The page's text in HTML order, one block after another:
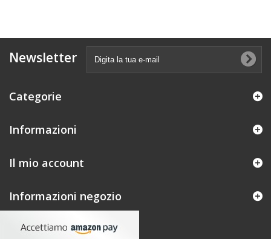
Newsletter
Categorie
Informazioni
Il mio account
Informazioni negozio